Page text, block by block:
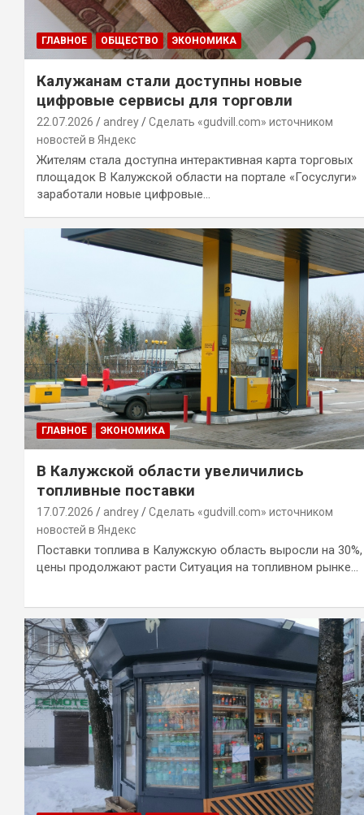
ГЛАВНОЕ ОБЩЕСТВО ЭКОНОМИКА
Калужанам стали доступны новые
цифровые сервисы для торговли
22.07.2026 andrey
Сделать «gudvill.com» источником
новостей в Яндекс
Жителям стала доступна интерактивная карта торговых
площадок В Калужской области на портале «Госуслуги»
заработали новые цифровые…
ГЛАВНОЕ ЭКОНОМИКА
В Калужской области увеличились
топливные поставки
17.07.2026 andrey
Сделать «gudvill.com» источником
новостей в Яндекс
Поставки топлива в Калужскую область выросли на
цены продолжают расти Ситуация на топливном рынке…